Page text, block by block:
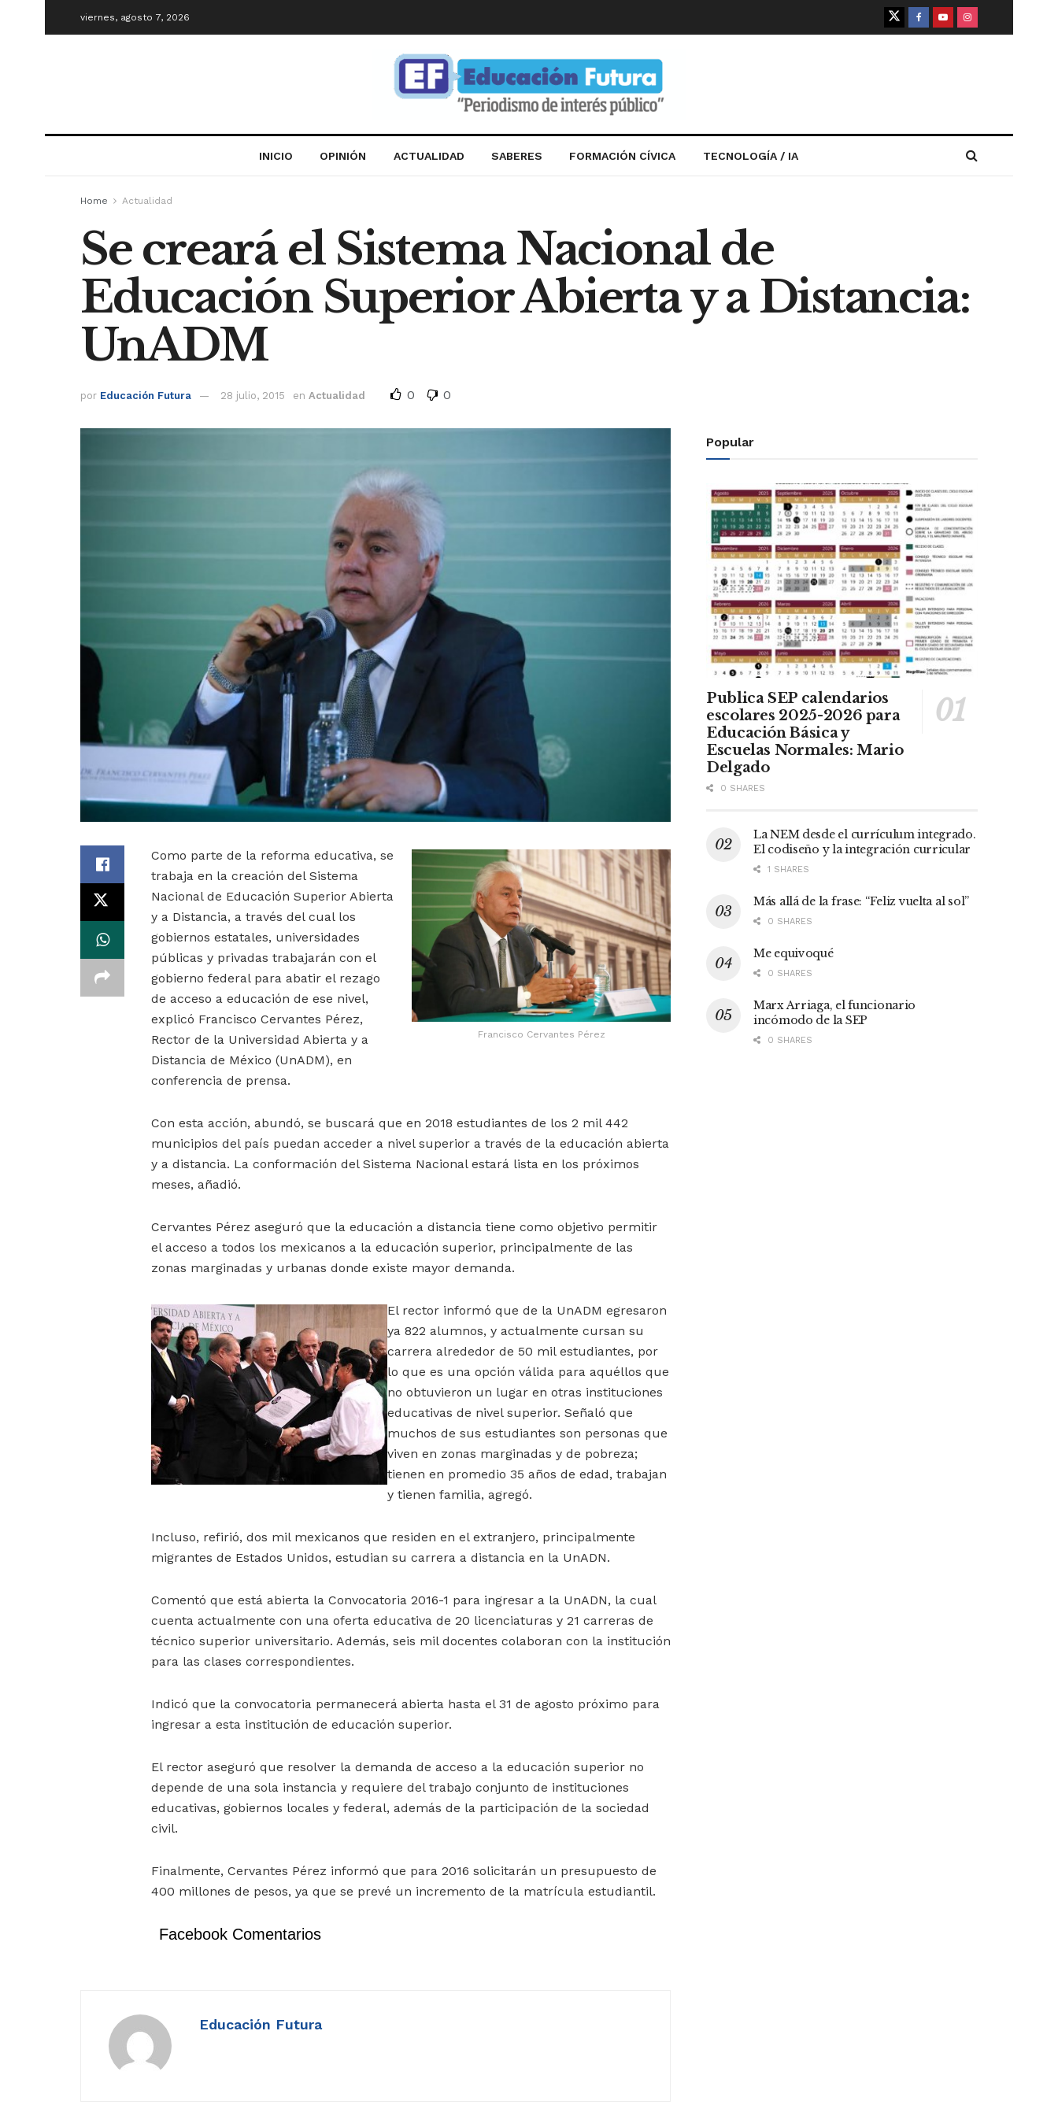
viernes, agosto 7, 2026
INICIO OPINIÓN ACTUALIDAD SABERES FORMACIÓN CÍVICA TECNOLOGÍA / IA
Home Actualidad
Se creará el Sistema Nacional de
Educación Superior Abierta y a Distancia:
UnADM
por Educación Futura 28 julio, 2015 en Actualidad 0 0
Francisco Cervantes Pérez
Como parte de la reforma educativa, se
trabaja en la creación del Sistema
Nacional de Educación Superior Abierta
y a Distancia, a través del cual los
gobiernos estatales, universidades
públicas y privadas trabajarán con el
gobierno federal para abatir el rezago
de acceso a educación de ese nivel,
explicó Francisco Cervantes Pérez,
Rector de la Universidad Abierta y a
Distancia de México (UnADM), en
conferencia de prensa.
Con esta acción, abundó, se buscará que en 2018 estudiantes de los 2 mil 442
municipios del país puedan acceder a nivel superior a través de la educación abierta
y a distancia. La conformación del Sistema Nacional estará lista en los próximos
meses, añadió.
Cervantes Pérez aseguró que la educación a distancia tiene como objetivo permitir
el acceso a todos los mexicanos a la educación superior, principalmente de las
zonas marginadas y urbanas donde existe mayor demanda.
El rector informó que de la UnADM egresaron
ya 822 alumnos, y actualmente cursan su
carrera alrededor de 50 mil estudiantes, por
lo que es una opción válida para aquéllos que
no obtuvieron un lugar en otras instituciones
educativas de nivel superior. Señaló que
muchos de sus estudiantes son personas que
viven en zonas marginadas y de pobreza;
tienen en promedio 35 años de edad, trabajan
y tienen familia, agregó.
Incluso, refirió, dos mil mexicanos que residen en el extranjero, principalmente
migrantes de Estados Unidos, estudian su carrera a distancia en la UnADN.
Comentó que está abierta la Convocatoria 2016-1 para ingresar a la UnADN, la cual
cuenta actualmente con una oferta educativa de 20 licenciaturas y 21 carreras de
técnico superior universitario. Además, seis mil docentes colaboran con la institución
para las clases correspondientes.
Indicó que la convocatoria permanecerá abierta hasta el 31 de agosto próximo para
ingresar a esta institución de educación superior.
El rector aseguró que resolver la demanda de acceso a la educación superior no
depende de una sola instancia y requiere del trabajo conjunto de instituciones
educativas, gobiernos locales y federal, además de la participación de la sociedad
civil.
Finalmente, Cervantes Pérez informó que para 2016 solicitarán un presupuesto de
400 millones de pesos, ya que se prevé un incremento de la matrícula estudiantil.
Facebook Comentarios
Educación Futura
Popular
Publica SEP calendarios
escolares 2025-2026 para
Educación Básica y
Escuelas Normales: Mario
Delgado
0 SHARES
La NEM desde el currículum integrado.
El codiseño y la integración curricular
1 SHARES
Más allá de la frase: “Feliz vuelta al sol”
0 SHARES
Me equivoqué
0 SHARES
Marx Arriaga, el funcionario
incómodo de la SEP
0 SHARES